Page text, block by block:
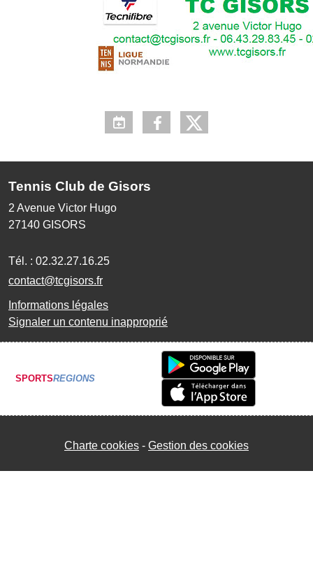
Tennis Club de Gisors
2 Avenue Victor Hugo
27140 GISORS
Tél. : 02.32.27.16.25
contact@tcgisors.fr
Informations légales
Signaler un contenu inapproprié
SPORTSREGIONS
Charte cookies Gestion des cookies